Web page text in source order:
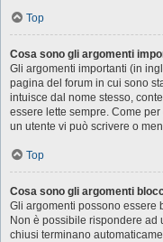
Top
Cosa sono gli argomenti
Gli argomenti importanti (in
pagina del forum in cui sono
intuisce dal nome stesso,
essere lette sempre. Come
un utente vi può scrivere o
Top
Cosa sono gli argomenti
Gli argomenti possono essere
Non è possibile rispondere ad
chiusi terminano